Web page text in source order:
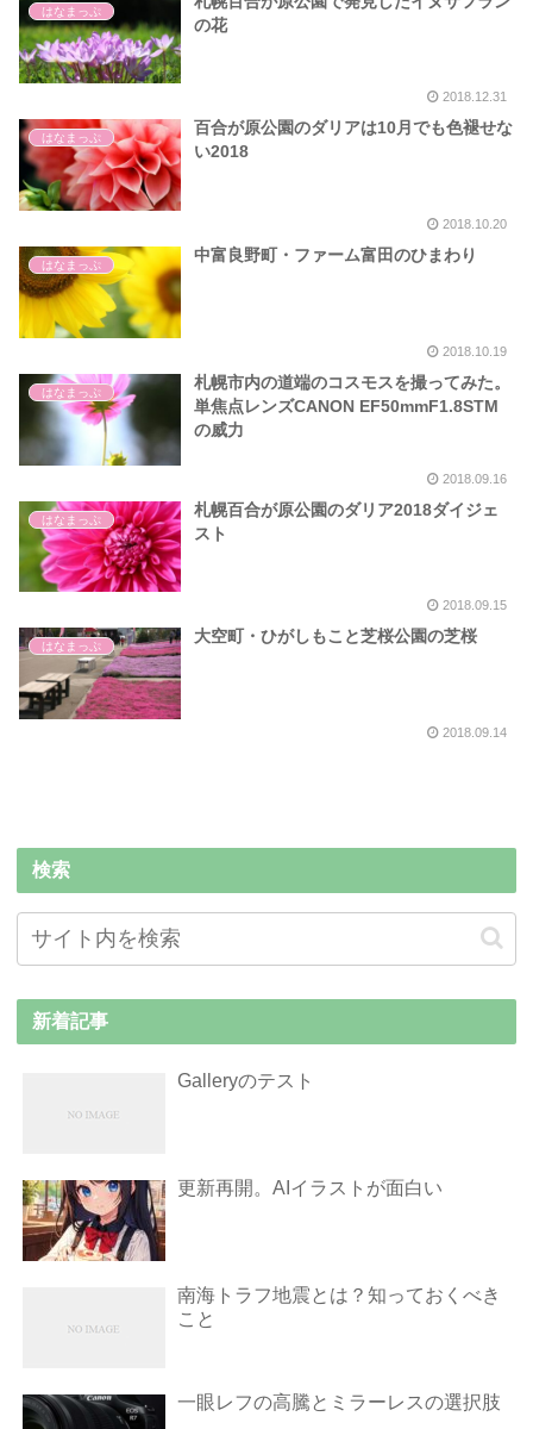
はなまっぷ
の花
2018.12.31
はなまっぷ
百合が原公園のダリアは10月でも色褪せな
い2018
2018.10.20
はなまっぷ
中富良野町・ファーム富田のひまわり
2018.10.19
はなまっぷ
札幌市内の道端のコスモスを撮ってみた。
単焦点レンズCANON EF50mmF1.8STM
の威力
2018.09.16
はなまっぷ
札幌百合が原公園のダリア2018ダイジェ
スト
2018.09.15
はなまっぷ
大空町・ひがしもこと芝桜公園の芝桜
2018.09.14
検索
新着記事
Galleryのテスト
更新再開。AIイラストが面白い
南海トラフ地震とは？知っておくべき
こと
一眼レフの高騰とミラーレスの選択肢